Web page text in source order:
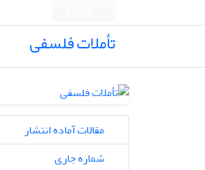
تأملات فلسفی
مقالات آماده انتشار
شماره جاری